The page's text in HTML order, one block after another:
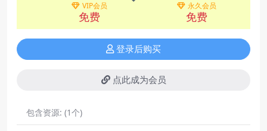
VIP会员
免费
永久会员
免费
登录后购买
点此成为会员
包含资源: (1个)